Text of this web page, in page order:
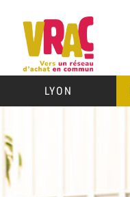
LYON